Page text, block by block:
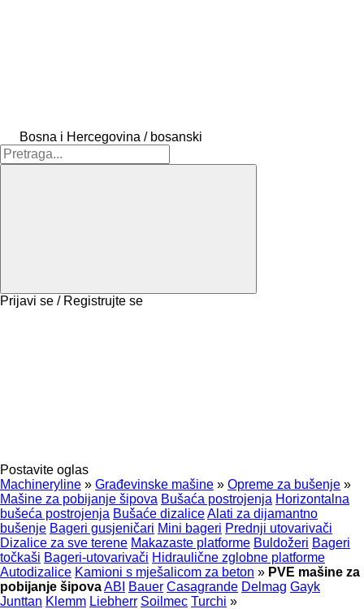
Bosna i Hercegovina / bosanski
Prijavi se / Registrujte se
Postavite oglas
Machineryline » Građevinske mašine » Opreme za bušenje »
Mašine za pobijanje šipova Bušaća postrojenja Horizontalna
bušeća postrojenja Bušaće dizaliceAlati za dijamantno
bušenje Bageri gusjeničari Mini bageri Prednji utovarivači
Dizalice za sve terene Makazaste platforme Buldožeri Bageri
točkaši Bageri-utovarivači Hidraulične zglobne platforme
Autodizalice Kamioni s mješalicom za beton » PVE mašine za
pobijanje šipovaABI Bauer Casagrande Delmag Gayk
Junttan Klemm Liebherr Soilmec Turchi »